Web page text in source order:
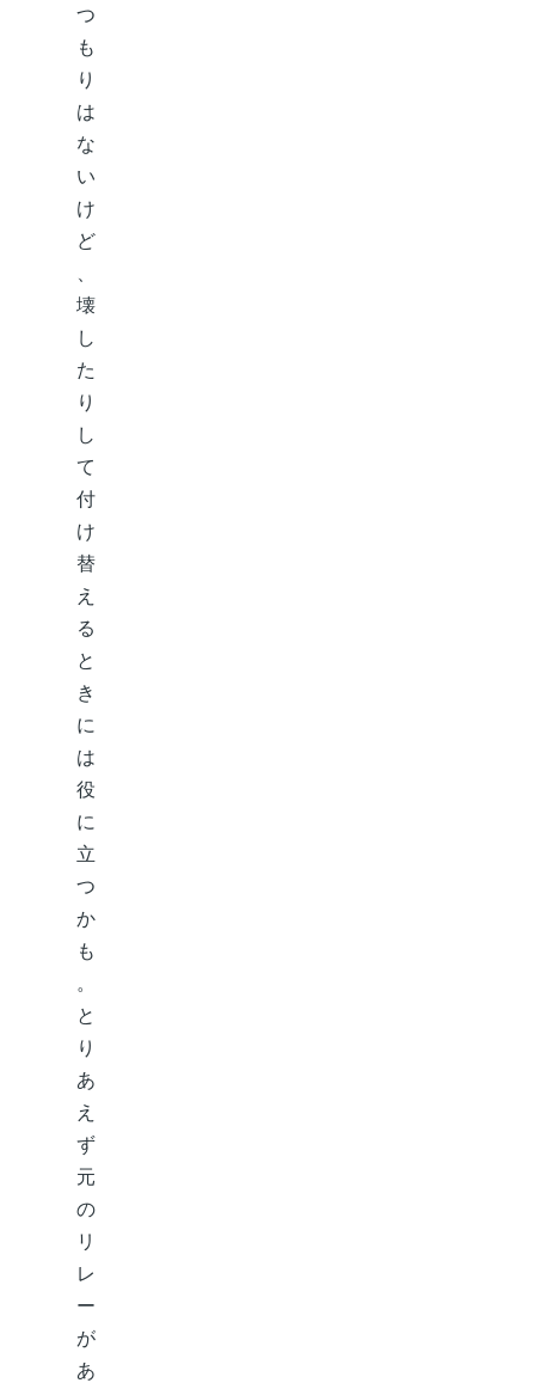
つ
も
り
は
な
い
け
ど
壊
し
た
り
し
て
付
け
替
え
る
と
き
に
は
役
に
立
つ
か
も
。
と
り
あ
え
ず
元
の
リ
レ
ー
が
あ